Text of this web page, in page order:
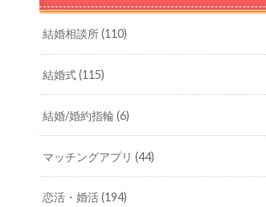
結婚相談所(110)
結婚式(115)
結婚/婚約指輪(6)
マッチングアプリ(44)
恋活・婚活(194)